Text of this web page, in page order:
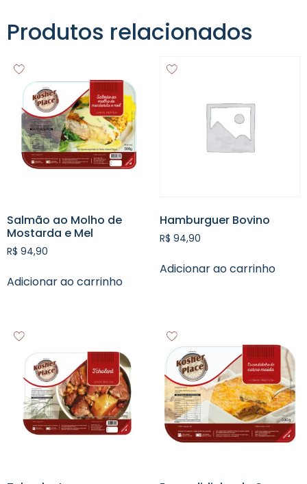
Produtos relacionados
Salmão ao Molho de
Mostarda e Mel
R$ 94,90
Adicionar ao carrinho
Hamburguer Bovino
R$ 94,90
Adicionar ao carrinho